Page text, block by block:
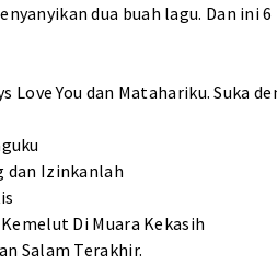
dua buah lagu. Dan ini
Love You dan Matahariku. Suka
dan Izinkanlah
Di Muara Kekasih
Salam Terakhir.